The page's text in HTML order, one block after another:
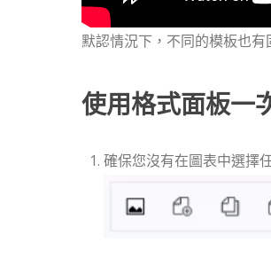
默認情況下，不同的模板也
使用格式面板一
確保您沒有在圖表中選擇